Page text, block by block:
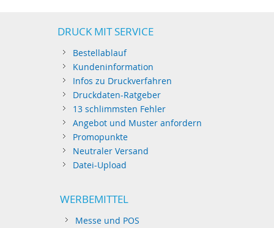
DRUCK MIT SERVICE
Bestellablauf
Kundeninformation
Infos zu Druckverfahren
Druckdaten-Ratgeber
13 schlimmsten Fehler
Angebot und Muster anfordern
Promopunkte
Neutraler Versand
Datei-Upload
WERBEMITTEL
Messe und POS